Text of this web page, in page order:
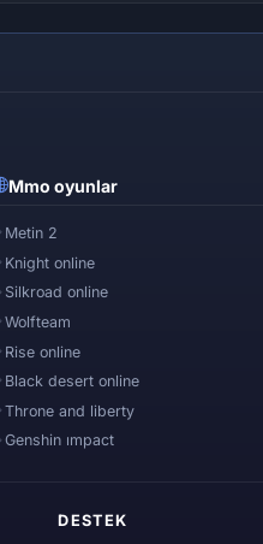
Mmo oyunlar
Metin 2
Knight online
Silkroad online
Wolfteam
Rise online
Black desert online
Throne and liberty
Genshin ımpact
DESTEK